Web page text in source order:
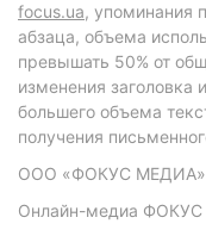
focus.ua, упоминания
абзаца, объема
превышать 50% от
изменения заголовка
большего объема
получения
ООО «ФОКУС МЕДИА»
Онлайн-медиа ФОКУС